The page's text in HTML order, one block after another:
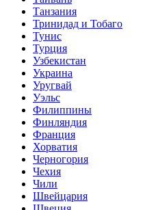
Танзания
Тринидад и Тобаго
Тунис
Турция
Узбекистан
Украина
Уругвай
Уэльс
Филиппины
Финляндия
Франция
Хорватия
Черногория
Чехия
Чили
Швейцария